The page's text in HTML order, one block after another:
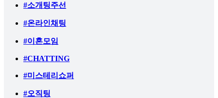
#소개팅주선
#온라인채팅
#이혼모임
#CHATTING
#미스테리쇼퍼
#오직팅